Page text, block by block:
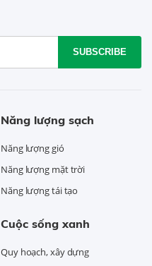
SUBSCRIBE
Năng lượng sạch
Năng lượng gió
Năng lượng mặt trời
Năng lượng tái tạo
Cuộc sống xanh
Quy hoạch, xây dựng